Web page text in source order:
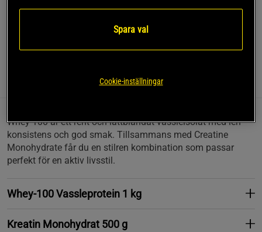
Ett premiumset med högklassigt protein och klassiskt
Recensioner Näring & Ingredienser
Whey-100 är ett rent och lättblandat vassleisolat med len
konsistens och god smak. Tillsammans med Creatine
Monohydrate får du en stilren kombination som passar
perfekt för en aktiv livsstil.
Whey-100 Vassleprotein 1 kg
Kreatin Monohydrat 500 g
Spara val
Cookie-inställningar